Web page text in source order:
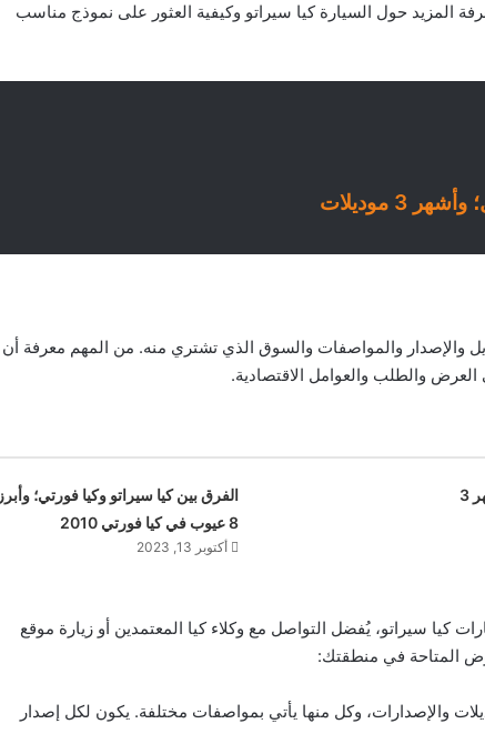
المزيد حول السيارة كيا سيراتو وكيفية العثور على نموذج مناسب
موديلات
والإصدار والمواصفات والسوق الذي تشتري منه. من المهم معرفة أن
العرض والطلب والعوامل الاقتصادية.
سعر كيا ريو مستعمل؛ وأشهر 3
الفرق بين كيا سيراتو وكيا فورتي؛ وأبرز
8 عيوب في كيا فورتي 2010
أكتوبر 13, 2023
سيراتو، يُفضل التواصل مع وكلاء كيا المعتمدين أو زيارة موقع
المتاحة في منطقتك:
والإصدارات، وكل منها يأتي بمواصفات مختلفة. يكون لكل إصدار